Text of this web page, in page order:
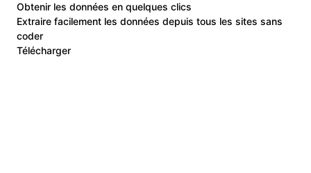
Obtenir les données en quelques clics
Extraire facilement les données depuis tous les sites sans
coder
Télécharger